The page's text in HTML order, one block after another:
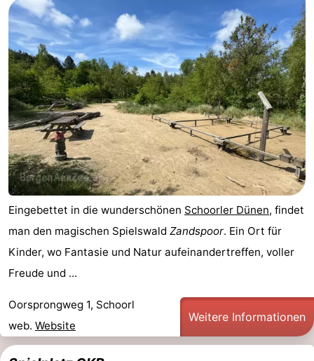
Eingebettet in die wunderschönen Schoorler Dünen, findet
man den magischen Spielswald Zandspoor. Ein Ort für
Kinder, wo Fantasie und Natur aufeinandertreffen, voller
Freude und ...
Oorsprongweg 1, Schoorl
web. Website
Weitere Informationen